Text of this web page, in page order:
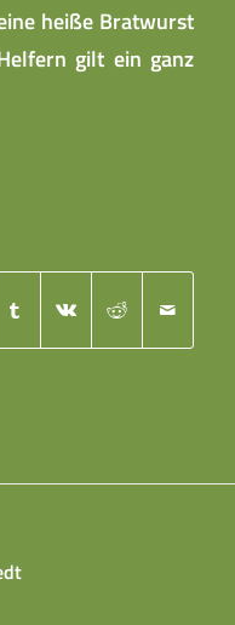
heiße Bratwurst
gilt ein ganz